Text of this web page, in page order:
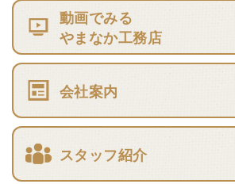
動画でみる
やまなか工務店
会社案内
スタッフ紹介